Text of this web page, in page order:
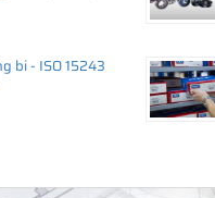
bi - ISO 15243